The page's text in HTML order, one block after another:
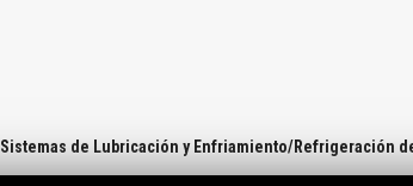
Sistemas de Lubricación y Enfriamiento/Refrigeración